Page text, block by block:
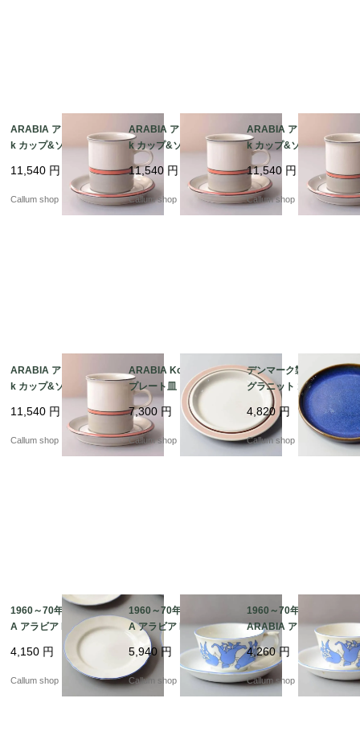
ARABIA アラビア asla
k カップ&ソーサー 7.5
器 フィンランド ヴィン
テージ アンティーク_it
11,540 円
Callum shop
ARABIA アラビア asla
k カップ&ソーサー 7.5
cm高 アスラク 北欧食
器 フィンランド ヴィン
テージ アンティーク_it
4420
11,540 円
Callum shop
ARABIA アラビア asla
k カップ&ソーサー 7.5
cm高 アスラク 北欧食
器 フィンランド ヴィン
テージ アンティーク_it
4419
11,540 円
Callum shop
ARABIA アラビア asla
k カップ&ソーサー 7.5
cm高 アスラク 北欧食
器 フィンランド ヴィン
テージ アンティーク_it
11,540 円
Callum shop
ARABIA Koralli 20cm
プレート皿 アラビア コ
ラーリ コーラリ 北欧食
器 フィンランド 北欧
ヴィンテージ アンティ
ーク_it4255
7,300 円
Callum shop
デンマーク製 SOHOLM
グラニット 18cm プレ
ート お皿 スーホルム G
RANIT 北欧食器 北欧雑
貨 ヴィンテージ アンテ
ィーク_it4252
4,820 円
Callum shop
1960～70年代 ARABI
A アラビア Lilja 17cm
プレート お皿 リリヤ L
aila Hakala 北欧 食器
フィンランド 陶器 ヴィ
4,150 円
Callum shop
1960～70年代 ARABI
A アラビア Lilja カップ
＆ソーサー リリヤ Lail
a Hakala 北欧 食器 フ
ィンランド 陶器 ヴィン
テージ_it4700
5,940円
Callum shop
1960～70年代 訳あり
ARABIA アラビア Lilja
カップ＆ソーサー リリ
ヤ Laila Hakala 北欧 食
器 フィンランド 陶器
ヴィンテージ_it4699
4,260円
Callum shop